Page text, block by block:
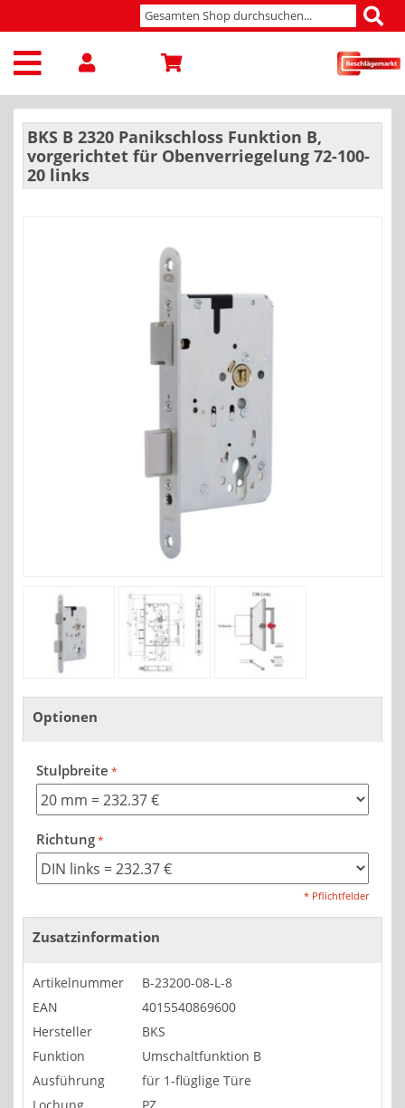
BKS B 2320 Panikschloss Funktion B,
vorgerichtet für Obenverriegelung 72-100-
20 links
Optionen
Stulpbreite
Richtung
* Pflichtfelder
Zusatzinformation
Artikelnummer
B-23200-08-L-8
EAN
4015540869600
Hersteller
BKS
Funktion
Umschaltfunktion B
Ausführung
für 1-flüglige Türe